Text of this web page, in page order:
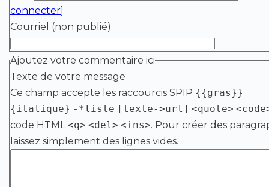
connecter]
Courriel (non publié)
Ajoutez votre commentaire ici
Texte de votre message
Ce champ accepte les raccourcis SPIP {{gras}}
{italique} -*liste [texte->url] <quote>
code HTML<q> <del> <ins>. Pour créer des
laissez simplement des lignes vides.